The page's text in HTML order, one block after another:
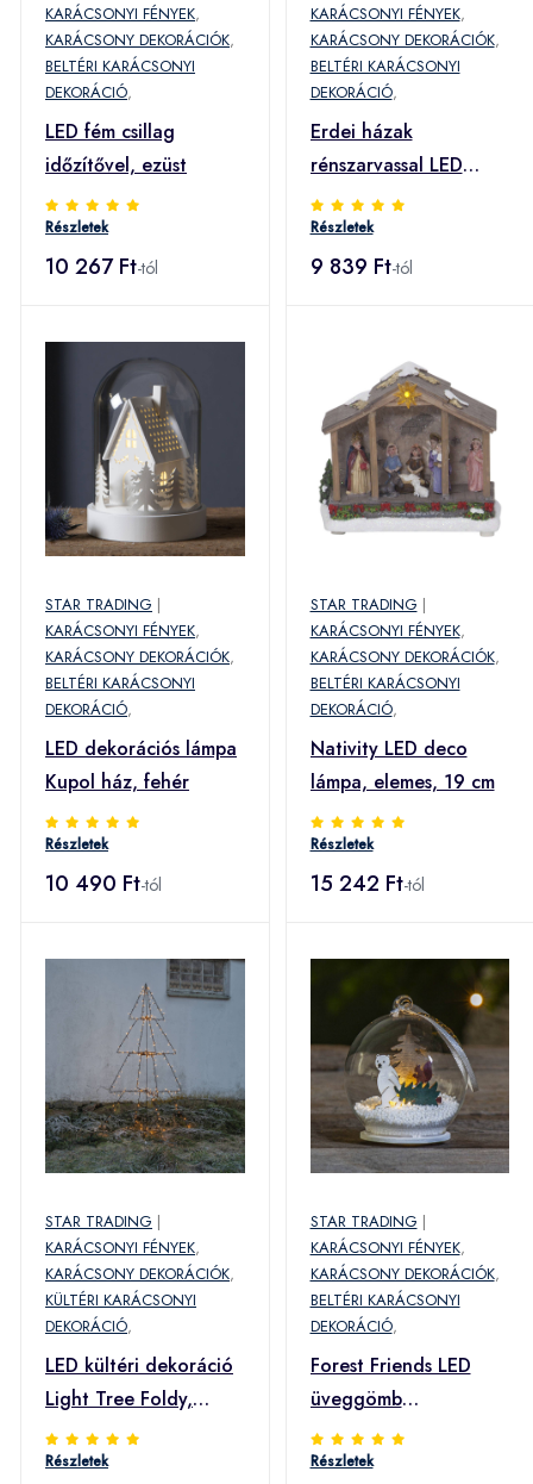
KARÁCSONYI FÉNYEK,
KARÁCSONY DEKORÁCIÓK,
BELTÉRI KARÁCSONYI
DEKORÁCIÓ,
LED fém csillag
időzítővel, ezüst
Részletek
10 267 Ft-tól
KARÁCSONYI FÉNYEK,
KARÁCSONY DEKORÁCIÓK,
BELTÉRI KARÁCSONYI
DEKORÁCIÓ,
Erdei házak
rénszarvassal LED
sziluett
Részletek
9 839 Ft-tól
STAR TRADING |
KARÁCSONYI FÉNYEK,
KARÁCSONY DEKORÁCIÓK,
BELTÉRI KARÁCSONYI
DEKORÁCIÓ,
LED dekorációs lámpa
Kupol ház, fehér
Részletek
10 490 Ft-tól
STAR TRADING |
KARÁCSONYI FÉNYEK,
KARÁCSONY DEKORÁCIÓK,
BELTÉRI KARÁCSONYI
DEKORÁCIÓ,
Nativity LED deco
lámpa, elemes, 19 cm
Részletek
15 242 Ft-tól
STAR TRADING |
KARÁCSONYI FÉNYEK,
KARÁCSONY DEKORÁCIÓK,
KÜLTÉRI KARÁCSONYI
DEKORÁCIÓ,
LED kültéri dekoráció
Light Tree Foldy,
magasság 170 cm
Részletek
STAR TRADING |
KARÁCSONYI FÉNYEK,
KARÁCSONY DEKORÁCIÓK,
BELTÉRI KARÁCSONYI
DEKORÁCIÓ,
Forest Friends LED
üveggömb
jegesmedve fával
Részletek